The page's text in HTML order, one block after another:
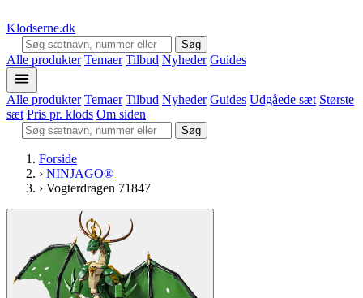
Klodserne.dk
Søg
Alle produkter Temaer Tilbud Nyheder Guides
Alle produkter Temaer Tilbud Nyheder Guides Udgåede sæt Største
sæt Pris pr. klods Om siden
Søg
Forside
› NINJAGO®
› Vogterdragen 71847